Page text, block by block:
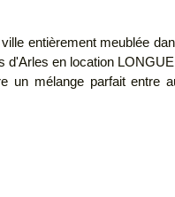
entièrement meublée
en location LONGUE
un mélange parfait entre